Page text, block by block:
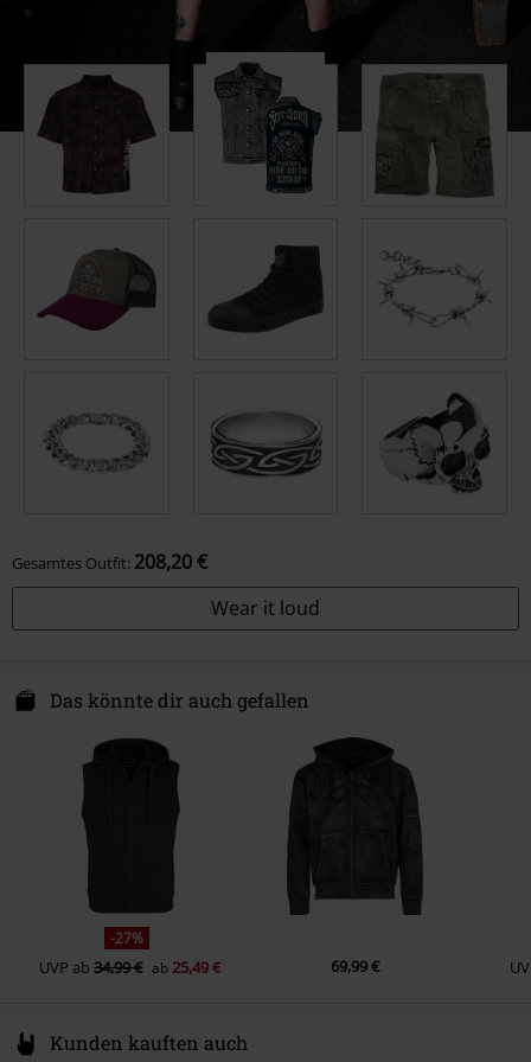
Gesamtes Outfit: 208,20 €
Wear it loud
Das könnte dir auch gefallen
-27%
UVP ab34,99 € ab 25,49 € 69,99 €
Kunden kauften auch